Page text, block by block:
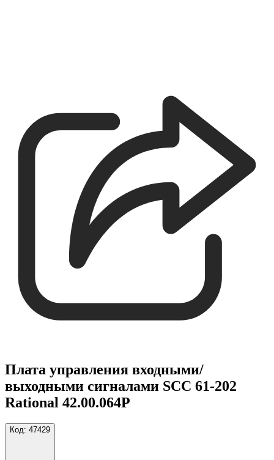
Плата управления входными/
выходными сигналами SCC 61-202
Rational 42.00.064P
Код: 47429